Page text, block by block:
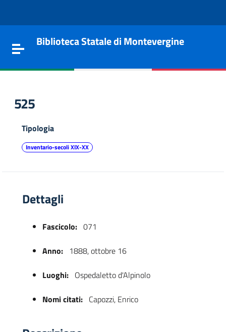
Toggle navigation
Biblioteca Statale di Montevergine
525
Tipologia
Inventario-secoli XIX-XX
Dettagli
Fascicolo: 071
Anno: 1888, ottobre 16
Luoghi: Ospedaletto d'Alpinolo
Nomi citati: Capozzi, Enrico